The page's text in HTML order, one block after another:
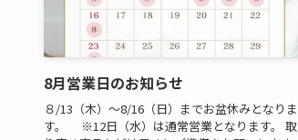
8月営業日のお知らせ
８/13（木）～8/16（日）までお盆休みとなりま
す。 ※12日（水）は通常営業となります。 取